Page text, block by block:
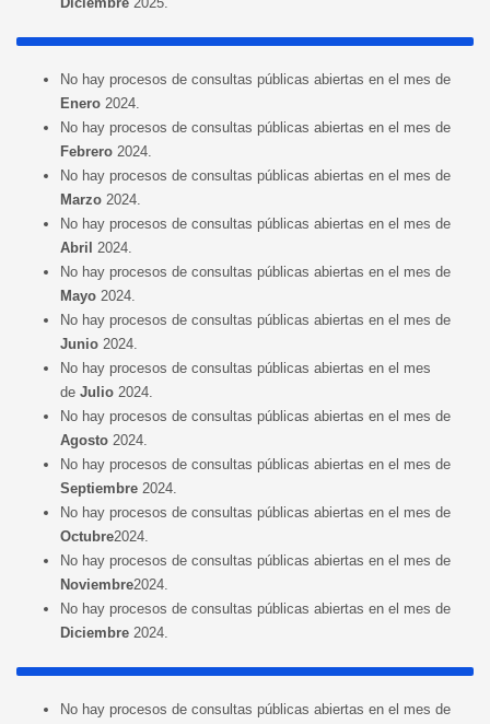
No hay procesos de consultas públicas abiertas en el mes de
Enero 2024.
No hay procesos de consultas públicas abiertas en el mes de
Febrero 2024.
No hay procesos de consultas públicas abiertas en el mes de
Marzo 2024.
No hay procesos de consultas públicas abiertas en el mes de
Abril 2024.
No hay procesos de consultas públicas abiertas en el mes de
Mayo 2024.
No hay procesos de consultas públicas abiertas en el mes de
Junio 2024.
No hay procesos de consultas públicas abiertas en el mes
de Julio 2024.
No hay procesos de consultas públicas abiertas en el mes de
Agosto 2024.
No hay procesos de consultas públicas abiertas en el mes de
Septiembre 2024.
No hay procesos de consultas públicas abiertas en el mes de
Octubre2024.
No hay procesos de consultas públicas abiertas en el mes de
Noviembre2024.
No hay procesos de consultas públicas abiertas en el mes de
Diciembre 2024.
No hay procesos de consultas públicas abiertas en el mes de